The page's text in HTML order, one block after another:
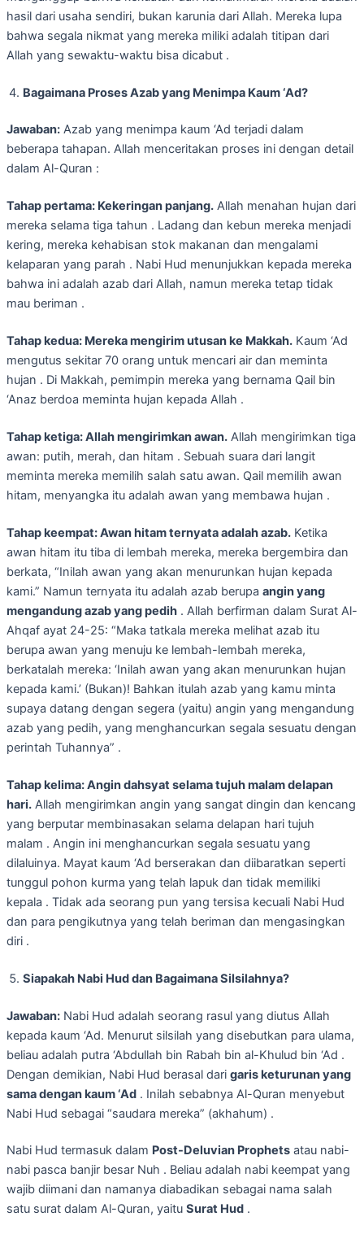
hasil dari usaha sendiri, bukan karunia dari Allah. Mereka lupa
bahwa segala nikmat yang mereka miliki adalah titipan dari
Allah yang sewaktu-waktu bisa dicabut .
Bagaimana Proses Azab yang Menimpa Kaum ‘Ad?
Jawaban: Azab yang menimpa kaum ‘Ad terjadi dalam
beberapa tahapan. Allah menceritakan proses ini dengan detail
dalam Al-Quran :
Tahap pertama: Kekeringan panjang. Allah menahan hujan dari
mereka selama tiga tahun . Ladang dan kebun mereka menjadi
kering, mereka kehabisan stok makanan dan mengalami
kelaparan yang parah . Nabi Hud menunjukkan kepada mereka
bahwa ini adalah azab dari Allah, namun mereka tetap tidak
mau beriman .
Tahap kedua: Mereka mengirim utusan ke Makkah. Kaum ‘Ad
mengutus sekitar 70 orang untuk mencari air dan meminta
hujan . Di Makkah, pemimpin mereka yang bernama Qail bin
‘Anaz berdoa meminta hujan kepada Allah .
Tahap ketiga: Allah mengirimkan awan. Allah mengirimkan tiga
awan: putih, merah, dan hitam . Sebuah suara dari langit
meminta mereka memilih salah satu awan. Qail memilih awan
hitam, menyangka itu adalah awan yang membawa hujan .
Tahap keempat: Awan hitam ternyata adalah azab. Ketika
awan hitam itu tiba di lembah mereka, mereka bergembira dan
berkata, “Inilah awan yang akan menurunkan hujan kepada
kami.” Namun ternyata itu adalah azab berupa angin yang
mengandung azab yang pedih . Allah berfirman dalam Surat Al-
Ahqaf ayat 24-25: “Maka tatkala mereka melihat azab itu
berupa awan yang menuju ke lembah-lembah mereka,
berkatalah mereka: ‘Inilah awan yang akan menurunkan hujan
kepada kami.’ (Bukan)! Bahkan itulah azab yang kamu minta
supaya datang dengan segera (yaitu) angin yang mengandung
azab yang pedih, yang menghancurkan segala sesuatu dengan
perintah Tuhannya” .
Tahap kelima: Angin dahsyat selama tujuh malam delapan
hari. Allah mengirimkan angin yang sangat dingin dan kencang
yang berputar membinasakan selama delapan hari tujuh
malam . Angin ini menghancurkan segala sesuatu yang
dilaluinya. Mayat kaum ‘Ad berserakan dan diibaratkan seperti
tunggul pohon kurma yang telah lapuk dan tidak memiliki
kepala . Tidak ada seorang pun yang tersisa kecuali Nabi Hud
dan para pengikutnya yang telah beriman dan mengasingkan
diri .
Siapakah Nabi Hud dan Bagaimana Silsilahnya?
Jawaban: Nabi Hud adalah seorang rasul yang diutus Allah
kepada kaum ‘Ad. Menurut silsilah yang disebutkan para ulama,
beliau adalah putra ‘Abdullah bin Rabah bin al-Khulud bin ‘Ad .
Dengan demikian, Nabi Hud berasal dari garis keturunan yang
sama dengan kaum ‘Ad . Inilah sebabnya Al-Quran menyebut
Nabi Hud sebagai “saudara mereka” (akhahum) .
Nabi Hud termasuk dalam Post-Deluvian Prophets atau nabi-
nabi pasca banjir besar Nuh . Beliau adalah nabi keempat yang
wajib diimani dan namanya diabadikan sebagai nama salah
satu surat dalam Al-Quran, yaitu Surat Hud .